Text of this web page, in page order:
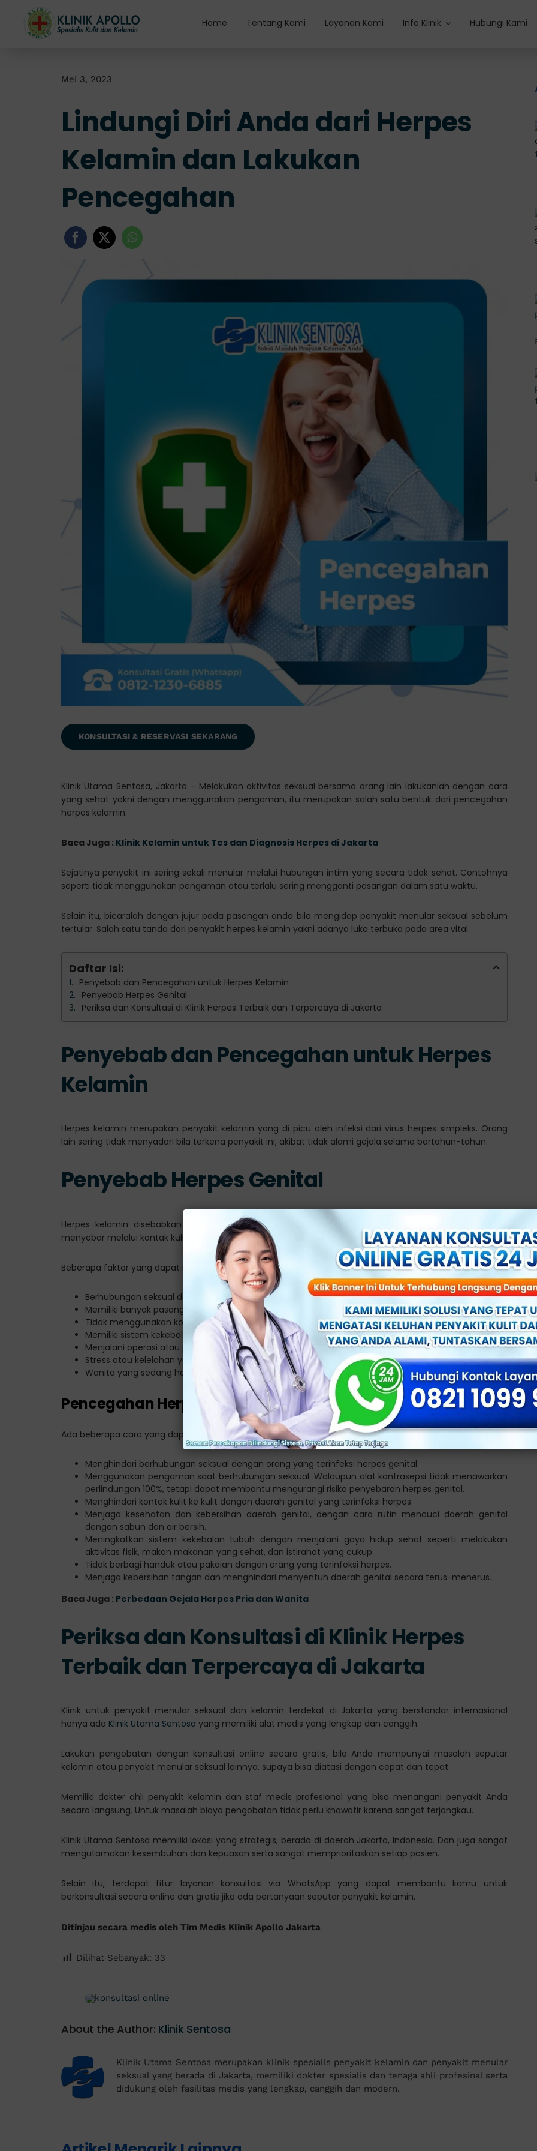
content
Home Tentang Kami Layanan Kami Info Klinik Hubungi Kami
Mei 3, 2023
Lindungi Diri Anda dari Herpes
Kelamin dan Lakukan
Pencegahan
KONSULTASI & RESERVASI SEKARANG
Klinik Utama Sentosa, Jakarta – Melakukan aktivitas seksual bersama orang lain lakukanlah dengan cara
yang sehat yakni dengan menggunakan pengaman, itu merupakan salah satu bentuk dari pencegahan
herpes kelamin.
Baca Juga : Klinik Kelamin untuk Tes dan Diagnosis Herpes di Jakarta
Sejatinya penyakit ini sering sekali menular melalui hubungan intim yang secara tidak sehat. Contohnya
seperti tidak menggunakan pengaman atau terlalu sering mengganti pasangan dalam satu waktu.
Selain itu, bicaralah dengan jujur pada pasangan anda bila mengidap penyakit menular seksual sebelum
tertular. Salah satu tanda dari penyakit herpes kelamin yakni adanya luka terbuka pada area vital.
Daftar Isi:
Penyebab dan Pencegahan untuk Herpes Kelamin
Penyebab Herpes Genital
Periksa dan Konsultasi di Klinik Herpes Terbaik dan Terpercaya di Jakarta
Penyebab dan Pencegahan untuk Herpes
Kelamin
Herpes kelamin merupakan penyakit kelamin yang di picu oleh infeksi dari virus herpes simpleks. Orang
lain sering tidak menyadari bila terkena penyakit ini, akibat tidak alami gejala selama bertahun-tahun.
Penyebab Herpes Genital
Herpes kelamin disebabkan oleh virus herpes simpleks tipe 1 (HSV-1) atau tipe 2 (HSV-2). Virus ini
menyebar melalui kontak kulit ke kulit dengan orang yang terinfeksi.
Beberapa faktor yang dapat meningkatkan risiko seseorang terkena herpes kelamin antara lain:
Berhubungan seksual dengan pasangan yang terinfeksi herpes
Memiliki banyak pasangan seksual
Tidak menggunakan kondom saat berhubungan seksual
Memiliki sistem kekebalan tubuh yang lemah
Menjalani operasi atau pengobatan kanker yang mempengaruhi sistem kekebalan tubuh
Stress atau kelelahan yang berkepanjangan
Wanita yang sedang hamil atau baru melahirkan memiliki risiko lebih tinggi terkena herpes kelamin.
Pencegahan Herpes
Ada beberapa cara yang dapat dilakukan untuk mencegah herpes genital, di antaranya:
Menghindari berhubungan seksual dengan orang yang terinfeksi herpes genital.
Menggunakan pengaman saat berhubungan seksual. Walaupun alat kontrasepsi tidak menawarkan
perlindungan 100%, tetapi dapat membantu mengurangi risiko penyebaran herpes genital.
Menghindari kontak kulit ke kulit dengan daerah genital yang terinfeksi herpes.
Menjaga kesehatan dan kebersihan daerah genital, dengan cara rutin mencuci daerah genital
dengan sabun dan air bersih.
Meningkatkan sistem kekebalan tubuh dengan menjalani gaya hidup sehat seperti melakukan
aktivitas fisik, makan makanan yang sehat, dan istirahat yang cukup.
Tidak berbagi handuk atau pakaian dengan orang yang terinfeksi herpes.
Menjaga kebersihan tangan dan menghindari menyentuh daerah genital secara terus-menerus.
Baca Juga : Perbedaan Gejala Herpes Pria dan Wanita
Periksa dan Konsultasi di Klinik Herpes
Terbaik dan Terpercaya di Jakarta
Klinik untuk penyakit menular seksual dan kelamin terdekat di Jakarta yang berstandar internasional
hanya ada Klinik Utama Sentosa yang memiliki alat medis yang lengkap dan canggih.
Lakukan pengobatan dengan konsultasi online secara gratis, bila Anda mempunyai masalah seputar
kelamin atau penyakit menular seksual lainnya, supaya bisa diatasi dengan cepat dan tepat.
Memiliki dokter ahli penyakit kelamin dan staf medis profesional yang bisa menangani penyakit Anda
secara langsung. Untuk masalah biaya pengobatan tidak perlu khawatir karena sangat terjangkau.
Klinik Utama Sentosa memiliki lokasi yang strategis, berada di daerah Jakarta, Indonesia. Dan juga sangat
mengutamakan kesembuhan dan kepuasan serta sangat memprioritaskan setiap pasien.
Selain itu, terdapat fitur layanan konsultasi via WhatsApp yang dapat membantu kamu untuk
berkonsultasi secara online dan gratis jika ada pertanyaan seputar penyakit kelamin.
Ditinjau secara medis oleh Tim Medis Klinik Apollo Jakarta
Dilihat Sebanyak: 33
About the Author: Klinik Sentosa
Klinik Utama Sentosa merupakan klinik spesialis penyakit kelamin dan penyakit menular
seksual yang berada di Jakarta, memiliki dokter spesialis dan tenaga ahli profesinal serta
didukung oleh fasilitas medis yang lengkap, canggih dan modern.